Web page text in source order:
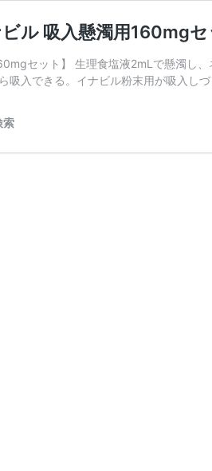
ビル 吸入懸濁用160mg
セット】 生理食塩液2mLで懸濁し
吸入できる。イナビル粉末用が吸入し
索